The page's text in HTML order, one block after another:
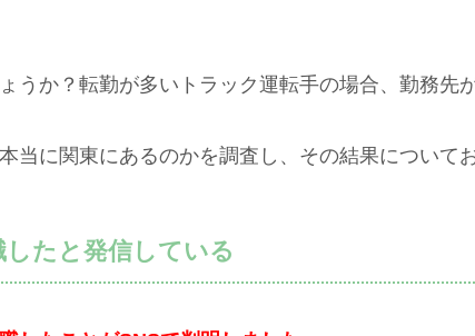
うか？転勤が多いトラック運転手の場合、勤務先
に関東にあるのかを調査し、その結果について
たと発信している